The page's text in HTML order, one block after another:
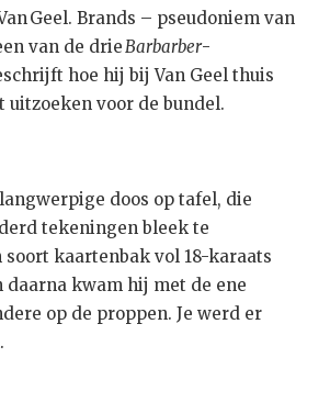
Geel. Brands – pseudoniem van
van de drieBarbarber-
hoe hij bij Van Geel thuis
voor de bundel.
doos op tafel, die
tekeningen bleek te
soort kaartenbak vol 18-karaats
daarna kwam hij met de ene
op de proppen. Je werd er